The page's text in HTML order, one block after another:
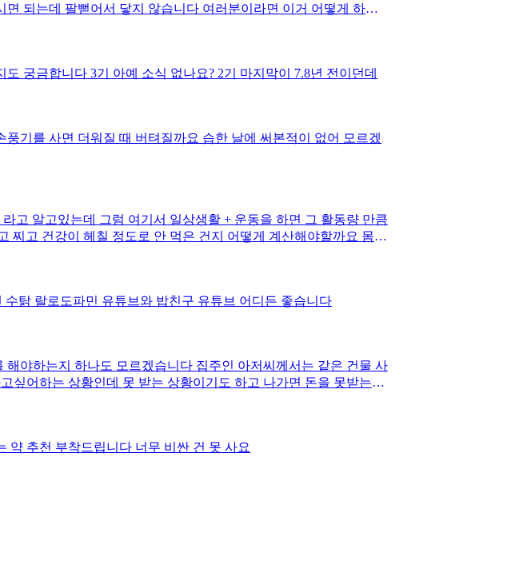
되는데 팔뻗어서 닿지 않습니다 여러분이라면 이거 어떻게 하실
못해주신다고 하시니 당연한 거라… 너무 답답하네요 ㅠㅠ
궁금합니다 3기 아예 소식 없나요? 2기 마지막이 7.8년 전이던데
기를 사면 더워질 때 버텨질까요 습한 날에 써본적이 없어 모르겠
고 알고있는데 그럼 여기서 일상생활 + 운동을 하면 그 활동량 만큼
찌고 건강이 헤칠 정도로 안 먹은 건지 어떻게 계산해야할까요 몸
하는 건지 궁금합니다
탉 랄로도파민 유튜브와 밥친구 유튜브 어디든 좋습니다
야하는지 하나도 모르겠습니다 집주인 아저씨께서는 같은 건물 사
싶어하는 상황인데 못 받는 상황이기도 하고 나가면 돈을 못받는다
는 상황입니더 근데 아시겠지만 지금은 땅이 팔릴 수 있는 때가
말은 하면 인 되지만 듣기론 돌아가신다면 저희는 돈을 못 받는 다
가서 뭔가를 하라고 했다고 하는데 저는 제 삶 사느라 바빠 신경
는 일이 무엇이 있을까요2. 만약 돌아가신다면 정말 돈을 못 받게
서 얘기해보시고 괜찮겠지 하시며 그냥 지내십니다 원래 약간 복
하는 상황인데 일단 저는 그 방법이라는게 알아봐도 뭔지 도통 모
약 추천 부착드립니다 너무 비싼 건 못 사요